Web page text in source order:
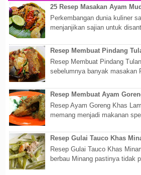
25 Resep Masakan Ayam
Perkembangan dunia kuliner
menjanjikan sajian untuk
Resep Membuat Pindang
Resep Membuat Pindang
sebelumnya banyak masakan
Resep Membuat Ayam
Resep Ayam Goreng Khas
memang menjadi makanan
Resep Gulai Tauco Khas
Resep Gulai Tauco Khas
berbau Minang pastinya tidak